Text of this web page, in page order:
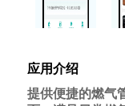
应用介绍
提供便捷的燃气